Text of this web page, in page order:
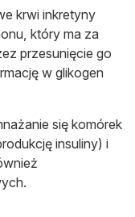
krwi inkretyny
który ma za
przesunięcie go
w glikogen
się komórek
insuliny) i